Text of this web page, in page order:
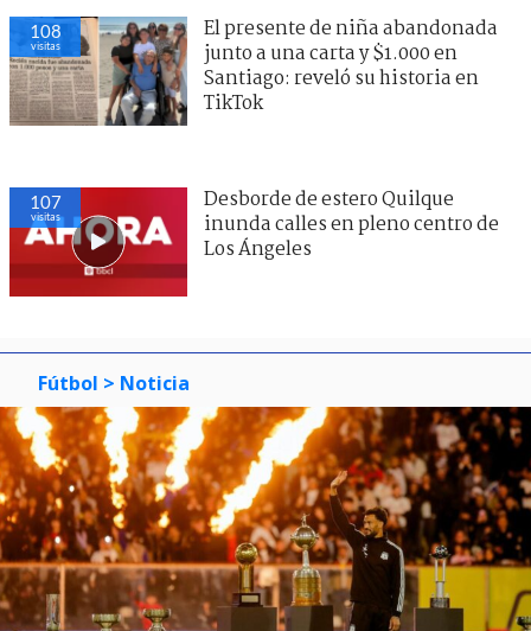
108
visitas
El presente de niña abandonada
junto a una carta y $1.000 en
Santiago: reveló su historia en
TikTok
107
visitas
Desborde de estero Quilque
inunda calles en pleno centro de
Los Ángeles
Fútbol > Noticia